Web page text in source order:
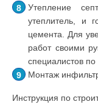
Утепление
утеплитель, и
цемента. Для
работ своими
специалистов
Монтаж
Инструкция по